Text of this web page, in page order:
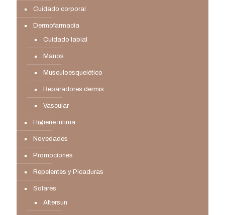
Cuidado corporal
Dermofarmacia
Cuidado labial
Manos
Musculoesquelético
Reparadores dermis
Vascular
Higiene intima
Novedades
Promociones
Repelentes y Picaduras
Solares
Aftersun